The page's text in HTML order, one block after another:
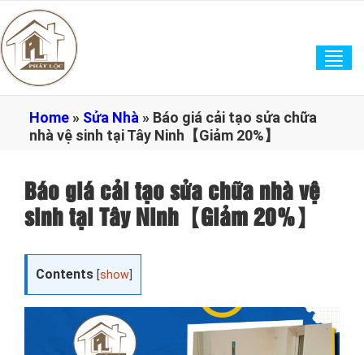
Home » Sửa Nhà » Báo giá cải tạo sửa chữa
nhà vệ sinh tại Tây Ninh【Giảm 20%】
Báo giá cải tạo sửa chữa nhà vệ
sinh tại Tây Ninh【Giảm 20%】
Contents [show